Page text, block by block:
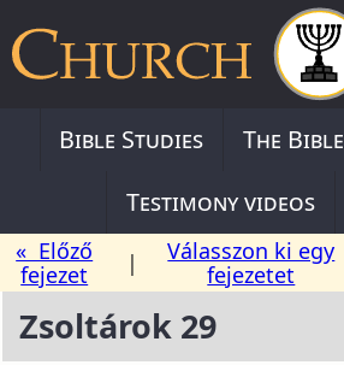
Bible Studies The Bible
Testimony videos
« Előző
fejezet
|
Válasszon ki egy
fejezetet
Zsoltárok 29